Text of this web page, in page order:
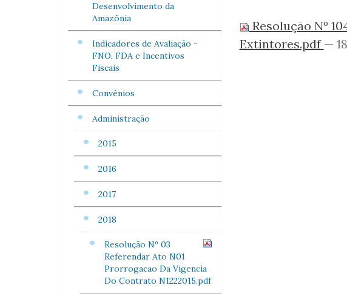
Desenvolvimento da
Amazônia
Indicadores de Avaliação -
FNO, FDA e Incentivos
Fiscais
Convênios
Administração
2015
2016
2017
2018
Resolução Nº 03
Referendar Ato N01
Prorrogacao Da Vigencia
Do Contrato N1222015.pdf
Resolução Nº
Extintores.pdf —